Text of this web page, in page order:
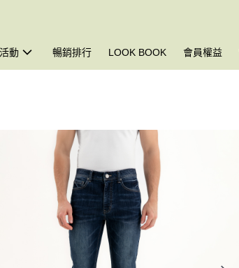
動 暢銷排行 LOOK BOOK 會員權益